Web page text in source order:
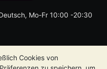
Cookies von
Mo-Fr 10:00 -20:30